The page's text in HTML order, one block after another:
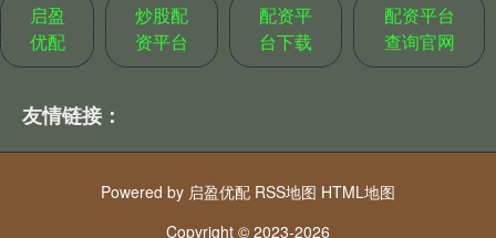
启盈
优配
炒股配
资平台
配资平
台下载
配资平台
查询官网
友情链接：
Powered by 启盈优配 RSS地图 HTML地图
Copyright © 2023-2026